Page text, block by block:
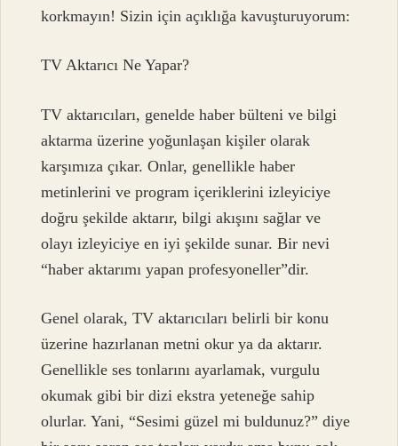
korkmayın! Sizin için açıklığa kavuşturuyorum:
TV Aktarıcı Ne Yapar?
TV aktarıcıları, genelde haber bülteni ve bilgi
aktarma üzerine yoğunlaşan kişiler olarak
karşımıza çıkar. Onlar, genellikle haber
metinlerini ve program içeriklerini izleyiciye
doğru şekilde aktarır, bilgi akışını sağlar ve
olayı izleyiciye en iyi şekilde sunar. Bir nevi
“haber aktarımı yapan profesyoneller”dir.
Genel olarak, TV aktarıcıları belirli bir konu
üzerine hazırlanan metni okur ya da aktarır.
Genellikle ses tonlarını ayarlamak, vurgulu
okumak gibi bir dizi ekstra yeteneğe sahip
olurlar. Yani, “Sesimi güzel mi buldunuz?” diye